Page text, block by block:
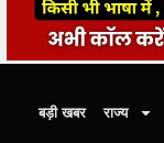
बड़ी खबर राज्य